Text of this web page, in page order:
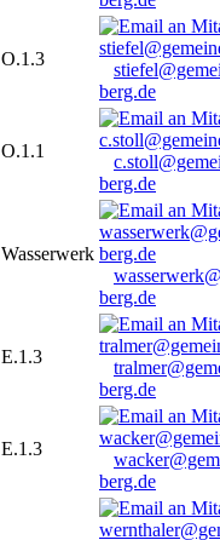
O.1.3
berg.de
O.1.1
berg.de
Wasserwerk
berg.de
E.1.3
berg.de
E.1.3
berg.de